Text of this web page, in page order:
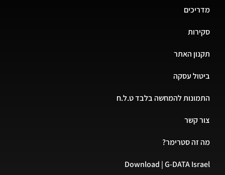
מדריכים
סקירות
תקנון האתר
ביטול עסקה
התמונות להמחשה בלבד ט.ל.ח
צור קשר
מה זה סטרימר?
Download | G-DATA Israel